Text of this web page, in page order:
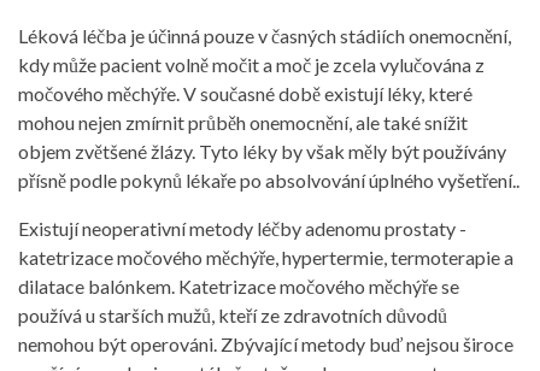
Léková léčba je účinná pouze v časných stádiích onemocnění,
kdy může pacient volně močit a moč je zcela vylučována z
močového měchýře. V současné době existují léky, které
mohou nejen zmírnit průběh onemocnění, ale také snížit
objem zvětšené žlázy. Tyto léky by však měly být používány
přísně podle pokynů lékaře po absolvování úplného vyšetření..
Existují neoperativní metody léčby adenomu prostaty -
katetrizace močového měchýře, hypertermie, termoterapie a
dilatace balónkem. Katetrizace močového měchýře se
používá u starších mužů, kteří ze zdravotních důvodů
nemohou být operováni. Zbývající metody buď nejsou široce